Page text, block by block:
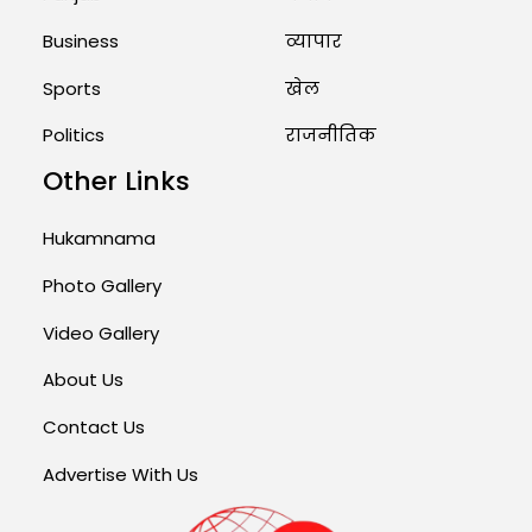
Business
Sports
Politics
व्यापार
खेल
राजनीतिक
Other Links
Hukamnama
Photo Gallery
Video Gallery
About Us
Contact Us
Advertise With Us